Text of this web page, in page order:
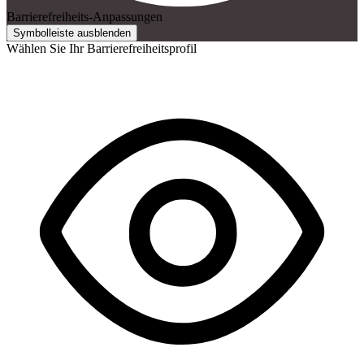
Barrierefreiheits-Anpassungen
Symbolleiste ausblenden
Wählen Sie Ihr Barrierefreiheitsprofil